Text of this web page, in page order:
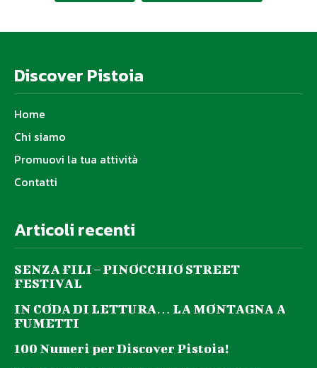
Discover Pistoia
Home
Chi siamo
Promuovi la tua attività
Contatti
Articoli recenti
SENZA FILI – PINOCCHIO STREET
FESTIVAL
IN CODA DI LETTURA… LA MONTAGNA A
FUMETTI
100 Numeri per Discover Pistoia!